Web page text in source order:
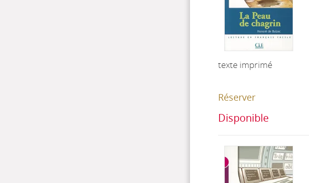
texte imprimé
Réserver
Disponible